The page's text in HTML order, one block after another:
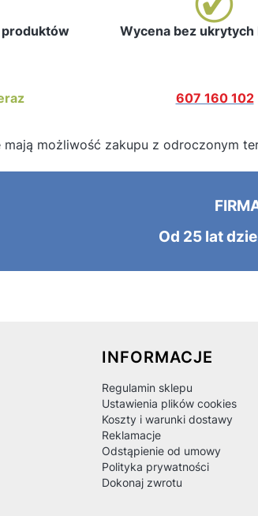
produktów Wycena bez
607 160 102
możliwość zakupu z odroczonym
Od 25 lat
Linki w stopce
INFORMACJE
Regulamin sklepu
Ustawienia plików cookies
Koszty i warunki dostawy
Reklamacje
Odstąpienie od umowy
Polityka prywatności
Dokonaj zwrotu